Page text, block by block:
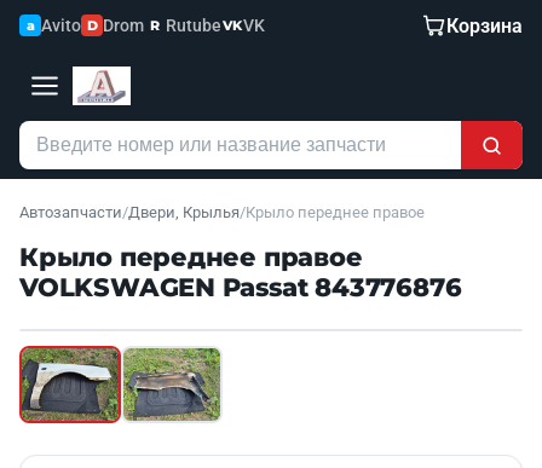
a Avito D Drom R RutubeVKVK Корзина
Автозапчасти/Двери, Крылья/Крыло переднее правое
Крыло переднее правое
VOLKSWAGEN Passat 843776876
Б/У В НАЛИЧИИ
Наведите для увеличения